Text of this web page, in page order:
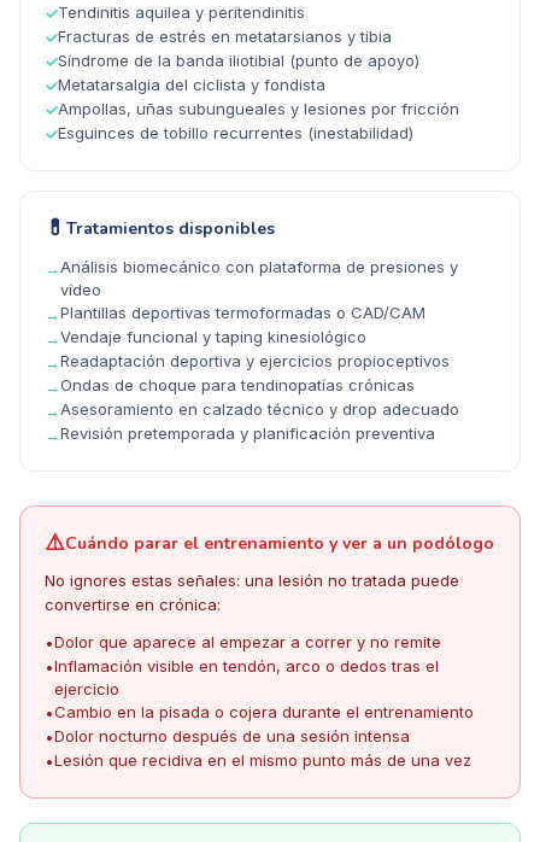
✓Tendinitis aquilea y peritendinitis
✓Fracturas de estrés en metatarsianos y tibia
✓Síndrome de la banda iliotibial (punto de apoyo)
✓Metatarsalgia del ciclista y fondista
✓Ampollas, uñas subungueales y lesiones por fricción
✓Esguinces de tobillo recurrentes (inestabilidad)
💊 Tratamientos disponibles
→Análisis biomecánico con plataforma de presiones y
vídeo
→Plantillas deportivas termoformadas o CAD/CAM
→Vendaje funcional y taping kinesiológico
→Readaptación deportiva y ejercicios propioceptivos
→Ondas de choque para tendinopatías crónicas
→Asesoramiento en calzado técnico y drop adecuado
→Revisión pretemporada y planificación preventiva
⚠️Cuándo parar el entrenamiento y ver a un podólogo
No ignores estas señales: una lesión no tratada puede
convertirse en crónica:
•Dolor que aparece al empezar a correr y no remite
•Inflamación visible en tendón, arco o dedos tras el
ejercicio
•Cambio en la pisada o cojera durante el entrenamiento
•Dolor nocturno después de una sesión intensa
•Lesión que recidiva en el mismo punto más de una vez